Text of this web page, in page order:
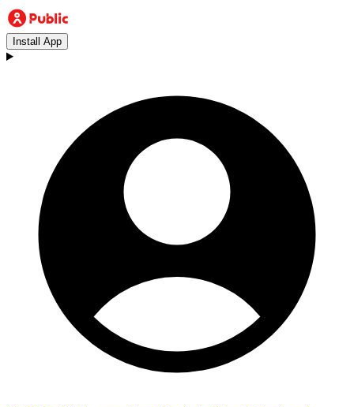
Install App